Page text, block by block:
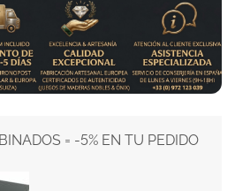
= -5% EN TU PEDIDO